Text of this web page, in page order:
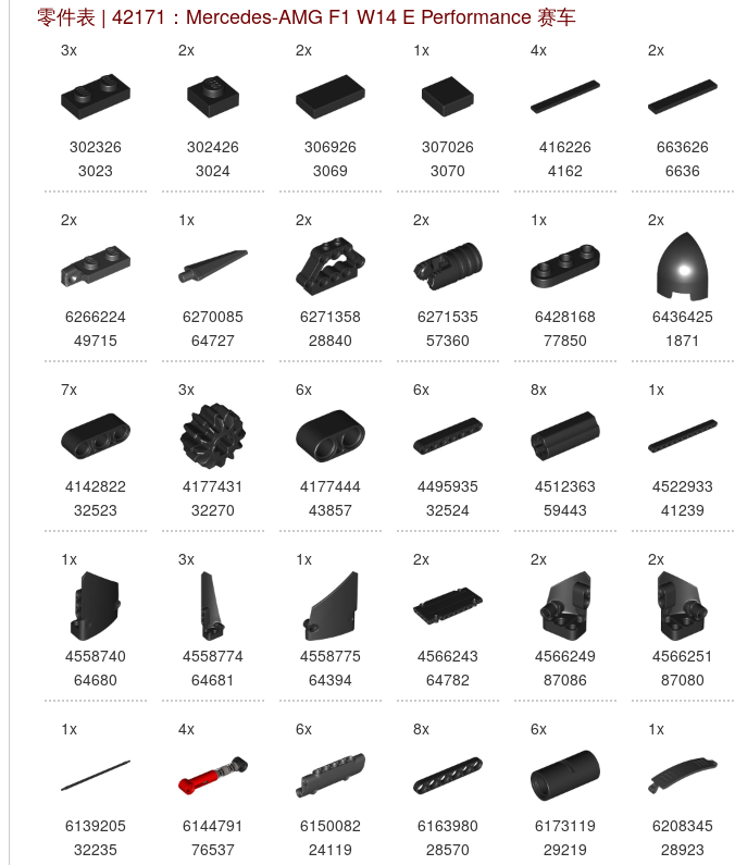
零件表 | 42171：Mercedes-AMG F1 W14 E Performance 赛车
3x
302326
3023
2x
302426
3024
2x
306926
3069
1x
307026
3070
4x
416226
4162
2x
663626
6636
2x
6266224
49715
1x
6270085
64727
2x
6271358
28840
2x
6271535
57360
1x
6428168
77850
2x
6436425
1871
7x
4142822
32523
3x
4177431
32270
6x
4177444
43857
6x
4495935
32524
8x
4512363
59443
1x
4522933
41239
1x
4558740
64680
3x
4558774
64681
1x
4558775
64394
2x
4566243
64782
2x
4566249
87086
2x
4566251
87080
1x
6139205
32235
4x
6144791
76537
6x
6150082
24119
8x
6163980
28570
6x
6173119
29219
1x
6208345
28923